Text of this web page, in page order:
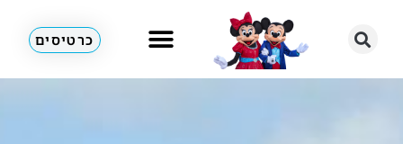
כרטיסים